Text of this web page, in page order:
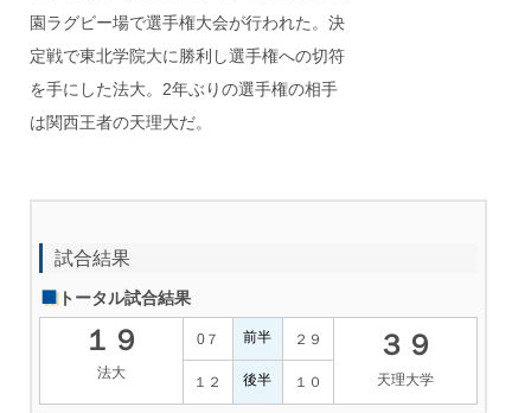
園ラグビー場で選手権大会が行われた。決
定戦で東北学院大に勝利し選手権への切符
を手にした法大。2年ぶりの選手権の相手
は関西王者の天理大だ。
試合結果
トータル試合結果
１９
法大
0７ 前半 ２９ ３９
天理大学
１２ 後半 １０